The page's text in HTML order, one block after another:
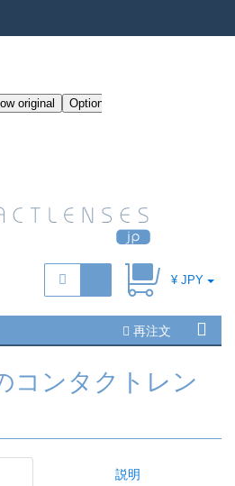
¥ JPY
再注文
コンタクトレン
説明